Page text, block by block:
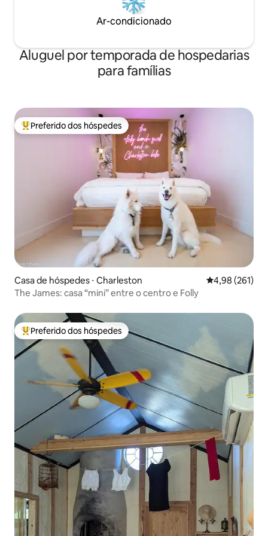
Ar-condicionado
Aluguel por temporada de hospedarias
para famílias
Entre os melhores preferidos dos hóspedes
Preferido dos hóspedes
Casa de hóspedes ⋅ Charleston 4,98 de uma
4,98 (261)
The James: casa “mini” entre o centro e Folly
Entre os melhores preferidos dos hóspedes
Preferido dos hóspedes